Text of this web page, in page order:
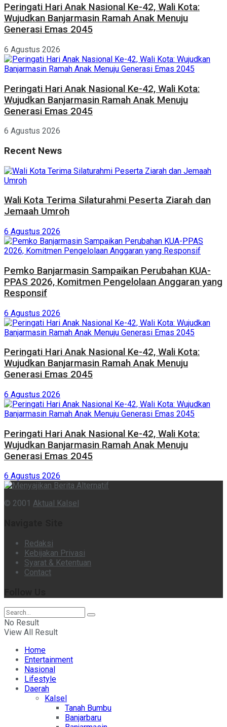
Peringati Hari Anak Nasional Ke-42, Wali Kota:
Wujudkan Banjarmasin Ramah Anak Menuju
Generasi Emas 2045
6 Agustus 2026
Peringati Hari Anak Nasional Ke-42, Wali Kota:
Wujudkan Banjarmasin Ramah Anak Menuju
Generasi Emas 2045
6 Agustus 2026
Recent News
Wali Kota Terima Silaturahmi Peserta Ziarah dan
Jemaah Umroh
6 Agustus 2026
Pemko Banjarmasin Sampaikan Perubahan KUA-
PPAS 2026, Komitmen Pengelolaan Anggaran yang
Responsif
6 Agustus 2026
Peringati Hari Anak Nasional Ke-42, Wali Kota:
Wujudkan Banjarmasin Ramah Anak Menuju
Generasi Emas 2045
6 Agustus 2026
Peringati Hari Anak Nasional Ke-42, Wali Kota:
Wujudkan Banjarmasin Ramah Anak Menuju
Generasi Emas 2045
6 Agustus 2026
© 2001 Aktual Kalsel
Redaksi
Kebijakan Privasi
Syarat & Ketentuan
Contact
No Result
View All Result
Home
Entertainment
Nasional
Lifestyle
Daerah
Kalsel
Tanah Bumbu
Banjarbaru